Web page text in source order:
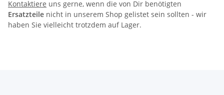
Kontaktiere uns gerne, wenn die von Dir benötigten
Ersatzteile nicht in unserem Shop gelistet sein sollten - wir
haben Sie vielleicht trotzdem auf Lager.